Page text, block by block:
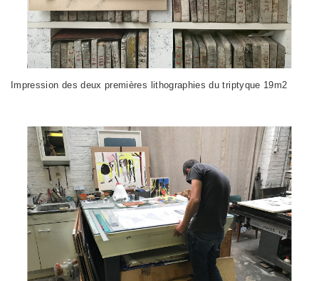
Impression des deux premières lithographies du triptyque 19m2